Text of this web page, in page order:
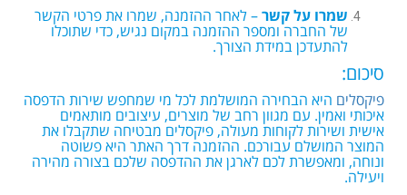
שמרו על קשר – לאחר ההזמנה, שמרו את פרטי הקשר
של החברה ומספר ההזמנה במקום נגיש, כדי שתוכלו
להתעדכן במידת הצורך.
סיכום:
פיקסלים היא הבחירה המושלמת לכל מי שמחפש שירות הדפסה
איכותי ואמין. עם מגוון רחב של מוצרים, עיצובים מותאמים
אישית ושירות לקוחות מעולה, פיקסלים מבטיחה שתקבלו את
המוצר המושלם עבורכם. ההזמנה דרך האתר היא פשוטה
ונוחה, ומאפשרת לכם לארגן את ההדפסה שלכם בצורה מהירה
ויעילה.